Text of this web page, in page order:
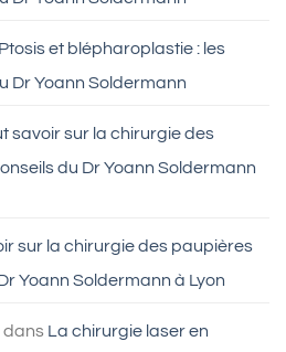
Ptosis et blépharoplastie : les
Dr Yoann Soldermann
savoir sur la chirurgie des
du Dr Yoann Soldermann
sur la chirurgie des paupières
Yoann Soldermann à Lyon
dans La chirurgie laser en